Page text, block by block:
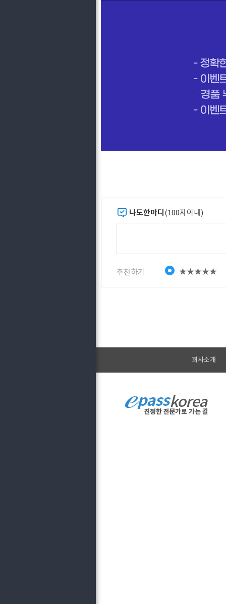
나도한마디(100자이내)
추천하기 ★★★★★
회사소개